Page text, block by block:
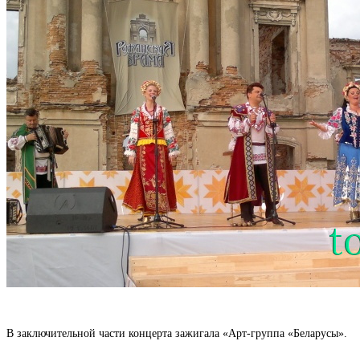
В заключительной части концерта зажигала «Арт-группа «Беларусы».